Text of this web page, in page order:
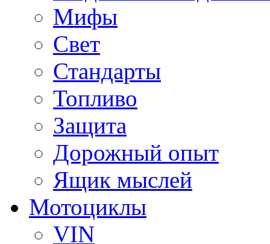
Мифы
Свет
Стандарты
Топливо
Защита
Дорожный опыт
Ящик мыслей
Мотоциклы
VIN